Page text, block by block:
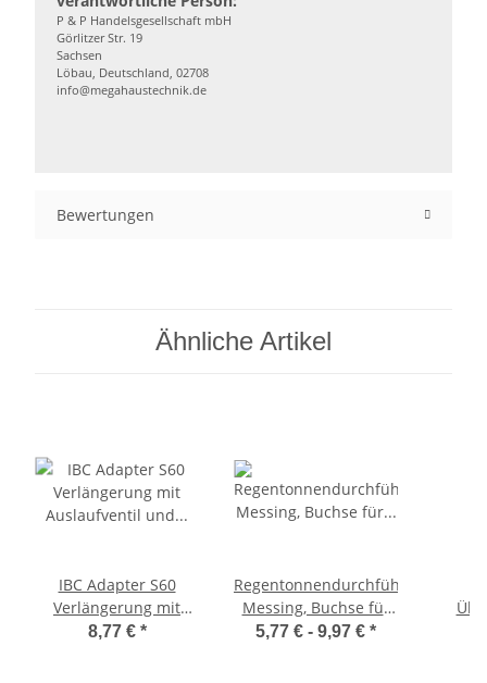
P & P Handelsgesellschaft mbH
Görlitzer Str. 19
Sachsen
Löbau, Deutschland, 02708
info@megahaustechnik.de
Bewertungen
Ähnliche Artikel
IBC Adapter S60
Verlängerung mit
Auslaufventil und
8,77 € *
Regentonnendurchführung
Messing, Buchse für
Gardena Stecker
5,77 € - 9,97 € *